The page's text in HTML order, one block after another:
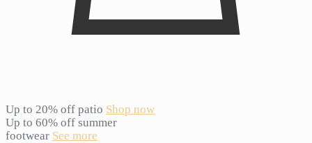
Up to 20% off patio Shop now
Up to 60% off summer
footwear See more